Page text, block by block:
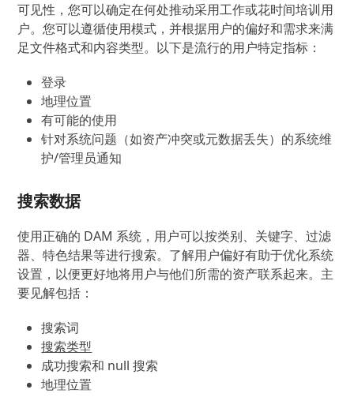
可见性，您可以确定在何处推动采用工作或花时间培训用
户。您可以遵循使用模式，并根据用户的偏好和需求来满
足文件格式和内容类型。以下是流行的用户特定指标：
登录
地理位置
有可能的使用
针对系统问题（如资产冲突或元数据丢失）的系统维
护/管理员通知
搜索数据
使用正确的 DAM 系统，用户可以按类别、关键字、过滤
器、特色结果等进行搜索。了解用户偏好有助于优化系统
设置，以便更好地将用户与他们所需的资产联系起来。主
要见解包括：
搜索词
搜索类型
成功搜索和 null 搜索
地理位置